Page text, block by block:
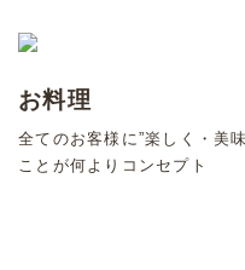
お料理
全てのお客様に”楽しく・美
ことが何よりコンセプト